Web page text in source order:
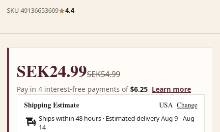
SKU 49136653609 4.4
SEK24.99SEK54.99
Pay in 4 interest-free payments of$6.25 Learn more
Shipping Estimate USA Change
Ships within 48 hours · Estimated deliveryAug 9-Aug
14